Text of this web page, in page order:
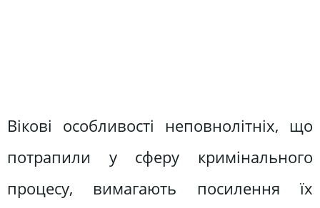
Вікові особливості неповнолітніх, що
потрапили у сферу кримінального
процесу, вимагають посилення їх